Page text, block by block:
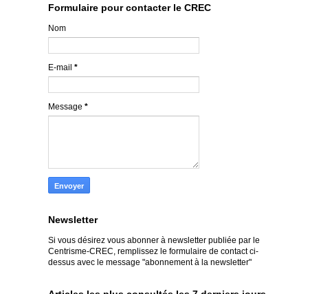
Formulaire pour contacter le CREC
Nom
E-mail *
Message *
Newsletter
Si vous désirez vous abonner à newsletter publiée par le
Centrisme-CREC, remplissez le formulaire de contact ci-
dessus avec le message "abonnement à la newsletter"